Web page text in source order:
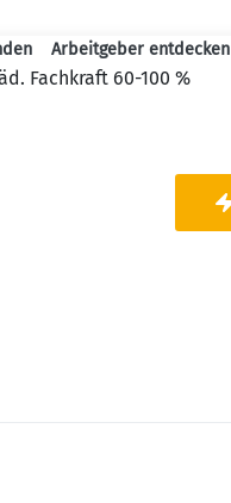
Haupt-Navigation
Arbeitgeber entdecken
Fachkraft 60-100 %